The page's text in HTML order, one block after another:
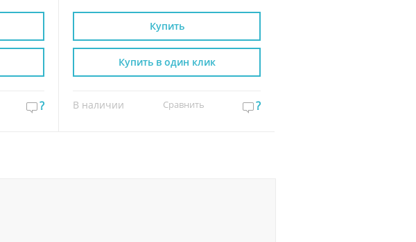
?
Купить
В наличии Сравнить ?
Купить в один клик